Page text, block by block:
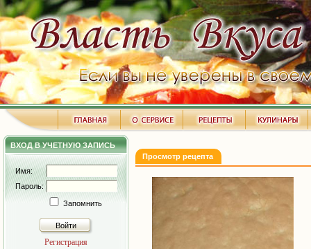
ВХОД В УЧЕТНУЮ ЗАПИСЬ
Имя:
Пароль:
Запомнить
Войти
Регистрация
Просмотр рецепта